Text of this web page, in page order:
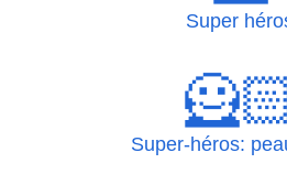
Super
Super-héros: